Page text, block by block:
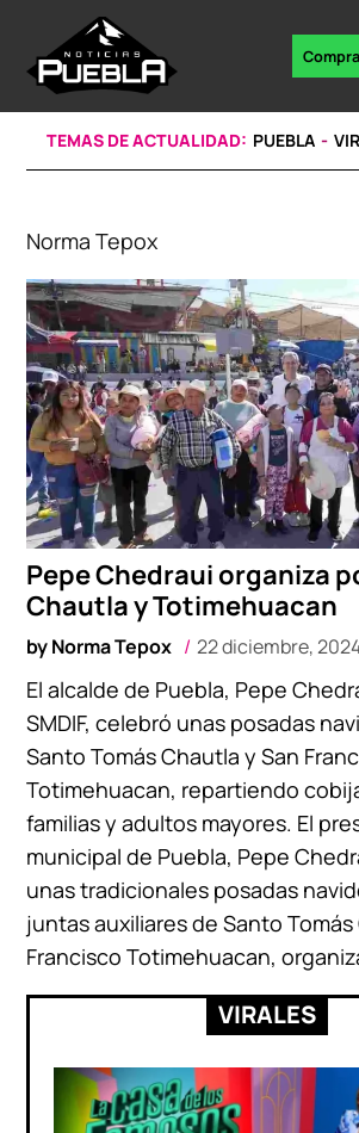
content
noticias
TEMAS DE ACTUALIDAD: PUEBLA
Norma Tepox
Pepe Chedraui organiza
Chautla y Totimehuacan
byNorma Tepox 22 diciembre,
El alcalde de Puebla, Pepe
SMDIF, celebró unas posadas
Santo Tomás Chautla y San
Totimehuacan, repartiendo
familias y adultos mayores. El
municipal de Puebla, Pepe
unas tradicionales posadas
juntas auxiliares de Santo
Francisco Totimehuacan,
VIRALES